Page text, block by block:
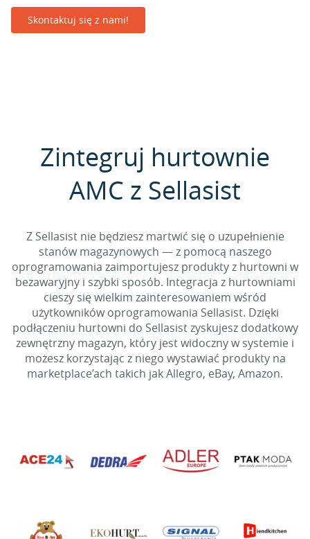
Skontaktuj się z nami!
Zintegruj hurtownie
AMC z Sellasist
Z Sellasist nie będziesz martwić się o uzupełnienie
stanów magazynowych — z pomocą naszego
oprogramowania zaimportujesz produkty z hurtowni w
bezawaryjny i szybki sposób. Integracja z hurtowniami
cieszy się wielkim zainteresowaniem wśród
użytkowników oprogramowania Sellasist. Dzięki
podłączeniu hurtowni do Sellasist zyskujesz dodatkowy
zewnętrzny magazyn, który jest widoczny w systemie i
możesz korzystając z niego wystawiać produkty na
marketplace’ach takich jak Allegro, eBay, Amazon.